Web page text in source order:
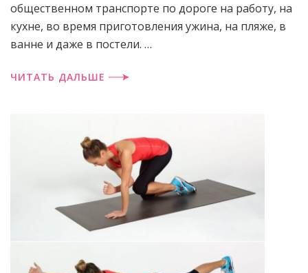
общественном транспорте по дороге на работу, на
кухне, во время приготовления ужина, на пляже, в
ванне и даже в постели. …
ЧИТАТЬ ДАЛЬШЕ